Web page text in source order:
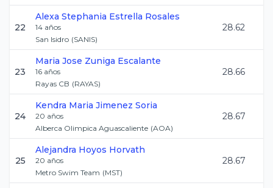
22
Alexa Stephania Estrella Rosales
14 años
San Isidro (SANIS)
28.62
23
Maria Jose Zuniga Escalante
16 años
Rayas CB (RAYAS)
28.66
24
Kendra Maria Jimenez Soria
20 años
Alberca Olimpica Aguascaliente (AOA)
28.67
25
Alejandra Hoyos Horvath
20 años
Metro Swim Team (MST)
28.67